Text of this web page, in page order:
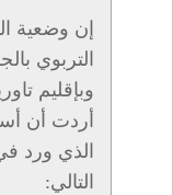
إن وضعية
التربوي
وبإقليم
أردت أن
الذي ورد
التالي: